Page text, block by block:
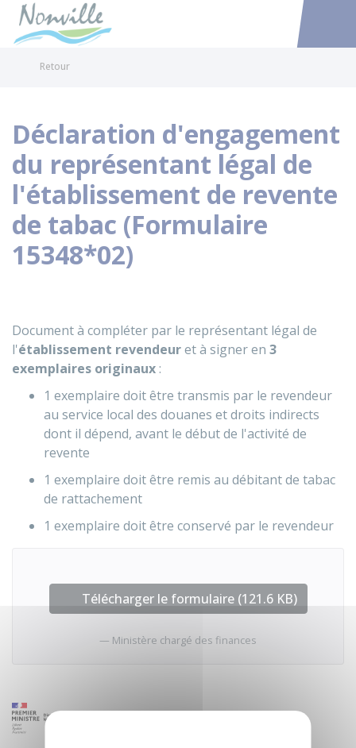
Accéder
Retour
Déclaration d'engagement
du représentant légal de
l'établissement de revente
de tabac (Formulaire
15348*02)
Document à compléter par le représentant légal de
l'établissement revendeuret à signer en 3
exemplaires originaux :
1 exemplaire doit être transmis par le revendeur
au service local des douanes et droits indirects
dont il dépend, avant le début de l'activité de
revente
1 exemplaire doit être remis au débitant de tabac
de rattachement
1 exemplaire doit être conservé par le revendeur
Télécharger le formulaire (121.6 KB)
Ministère chargé des finances